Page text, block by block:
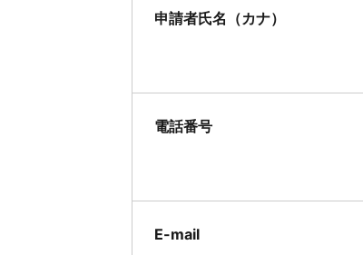
申請者氏名（カナ）
電話番号
E-mail